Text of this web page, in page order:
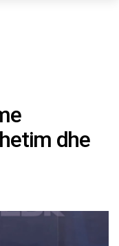
dhe